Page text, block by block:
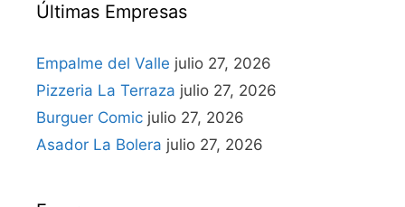
Últimas Empresas
Empalme del Valle julio 27, 2026
Pizzeria La Terraza julio 27, 2026
Burguer Comic julio 27, 2026
Asador La Bolera julio 27, 2026